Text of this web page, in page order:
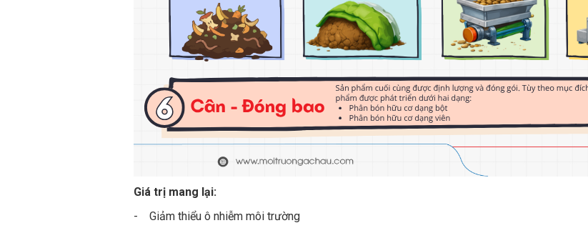
Giá trị mang lại:
- Giảm thiểu ô nhiễm môi trường